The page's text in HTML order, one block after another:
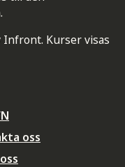
Kurser visas
oss